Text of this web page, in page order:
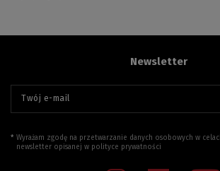
Newsletter
Twój e-mail
Wyrażam zgodę na przetwarzanie danych osobowych w
newsletter opisanej w polityce prywatności